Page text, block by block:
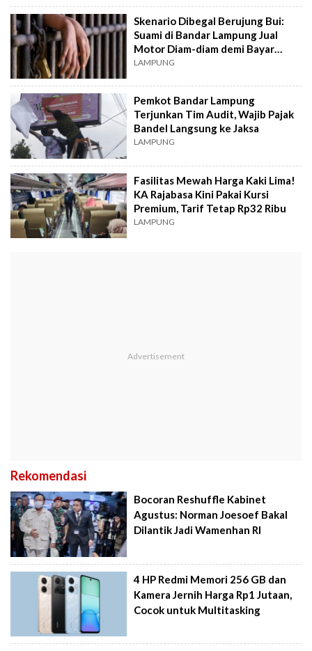
Skenario Dibegal Berujung Bui:
Suami di Bandar Lampung Jual
Motor Diam-diam demi Bayar
Utang
LAMPUNG
Pemkot Bandar Lampung
Terjunkan Tim Audit, Wajib Pajak
Bandel Langsung ke Jaksa
LAMPUNG
Fasilitas Mewah Harga Kaki Lima!
KA Rajabasa Kini Pakai Kursi
Premium, Tarif Tetap Rp32 Ribu
LAMPUNG
Rekomendasi
Bocoran Reshuffle Kabinet
Agustus: Norman Joesoef Bakal
Dilantik Jadi Wamenhan RI
4 HP Redmi Memori 256 GB dan
Kamera Jernih Harga Rp1 Jutaan,
Cocok untuk Multitasking